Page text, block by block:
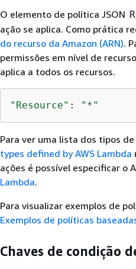
O elemento de política JSON
ação se aplica. Como prática
do recurso da Amazon (ARN).
permissões em nível de
aplica a todos os recursos.
"Resource" : "*"
Para ver uma lista dos tipos
types defined by AWS Lambda
ações é possível especificar o
Lambda.
Para visualizar exemplos de
Exemplos de políticas
Chaves de condição